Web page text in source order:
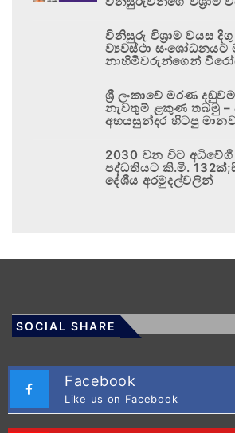
විනිසුරු විශ්‍රාම වයස
ව්‍යවස්ථා සංශෝධනයට
නාහිමිවරුන්ගෙන්
ශ්‍රී ලංකාවේ මරණ
නැවතුම් ළකුණ තබමු –
අභයසුන්දර හිටපු මානව
2030 වන විට අධිවේගී
පද්ධතියට කි.මී.
දේශීය අරමුදල්වලින්
SOCIAL SHARE
Facebook
Like us on Facebook